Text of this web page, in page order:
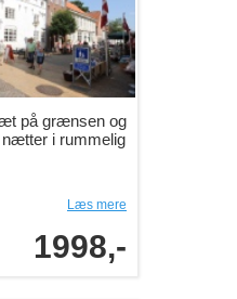
på grænsen og
i rummelig
Læs mere
1998,-